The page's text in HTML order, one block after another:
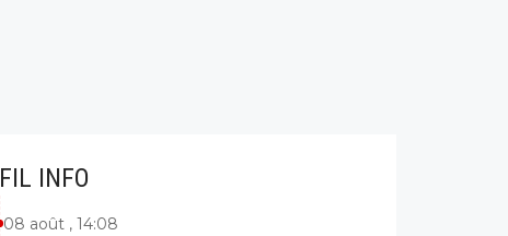
FIL INFO
08 août , 14:08